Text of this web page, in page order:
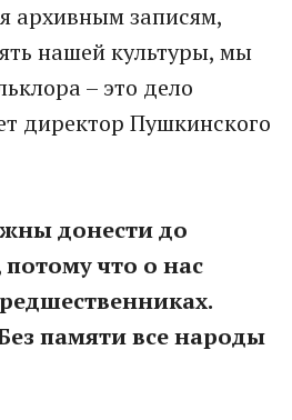
архивным записям,
нашей культуры, мы
– это дело
директор Пушкинского
донести до
что о нас
памяти все народы